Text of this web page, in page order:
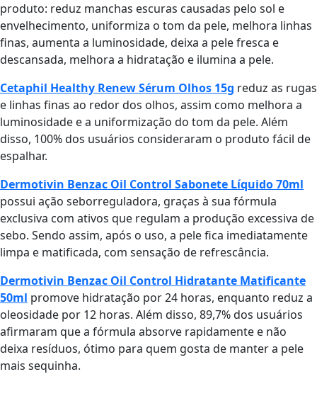
produto: reduz manchas escuras causadas pelo sol e
envelhecimento, uniformiza o tom da pele, melhora linhas
finas, aumenta a luminosidade, deixa a pele fresca e
descansada, melhora a hidratação e ilumina a pele.
Cetaphil Healthy Renew Sérum Olhos 15g reduz as rugas
e linhas finas ao redor dos olhos, assim como melhora a
luminosidade e a uniformização do tom da pele. Além
disso, 100% dos usuários consideraram o produto fácil de
espalhar.
Dermotivin Benzac Oil Control Sabonete Líquido 70ml
possui ação seborreguladora, graças à sua fórmula
exclusiva com ativos que regulam a produção excessiva de
sebo. Sendo assim, após o uso, a pele fica imediatamente
limpa e matificada, com sensação de refrescância.
Dermotivin Benzac Oil Control Hidratante Matificante
50ml promove hidratação por 24 horas, enquanto reduz a
oleosidade por 12 horas. Além disso, 89,7% dos usuários
afirmaram que a fórmula absorve rapidamente e não
deixa resíduos, ótimo para quem gosta de manter a pele
mais sequinha.